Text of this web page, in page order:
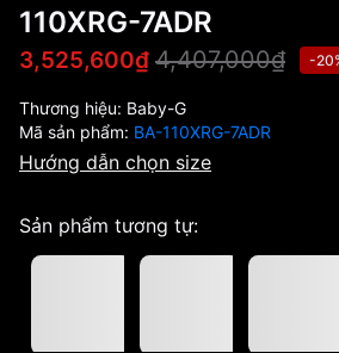
110XRG-7ADR
3,525,600₫ 4,407,000₫ -
Thương hiệu: Baby-G
Mã sản phẩm: BA-110XRG-7ADR
Hướng dẫn chọn size
Sản phẩm tương tự: